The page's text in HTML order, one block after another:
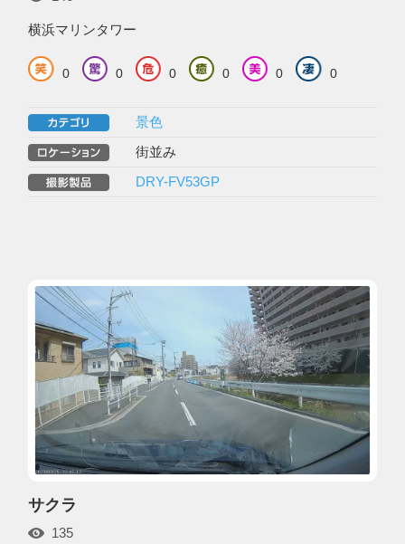
横浜マリンタワー
0 0 0 0 0 0
景色
街並み
DRY-FV53GP
サクラ
135